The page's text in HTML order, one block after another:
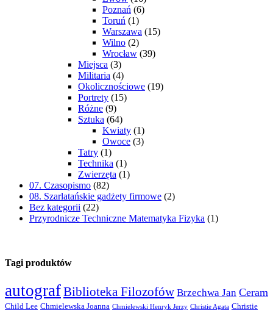
Poznań (6)
Toruń (1)
Warszawa (15)
Wilno (2)
Wrocław (39)
Miejsca (3)
Militaria (4)
Okolicznościowe (19)
Portrety (15)
Różne (9)
Sztuka (64)
Kwiaty (1)
Owoce (3)
Tatry (1)
Technika (1)
Zwierzęta (1)
07. Czasopismo (82)
08. Szarlatańskie gadżety firmowe (2)
Bez kategorii (22)
Przyrodnicze Techniczne Matematyka Fizyka (1)
Tagi produktów
autografBiblioteka Filozofów Brzechwa Jan Ceram
Child Lee Chmielewska Joanna Chmielewski Henryk Jerzy Christie Agata Christie